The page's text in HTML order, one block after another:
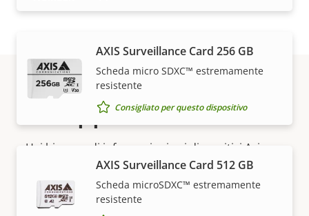
AXIS Surveillance Card 256 GB
Scheda micro SDXC™ estremamente
resistente
Consigliato per questo dispositivo
AXIS Surveillance Card 512 GB
Scheda microSDXC™ estremamente
resistente
Supporto e risorse
Hai bisogno di informazioni sui dispositivi Axis, su
software o di aiuto da uno dei nostri esperti?